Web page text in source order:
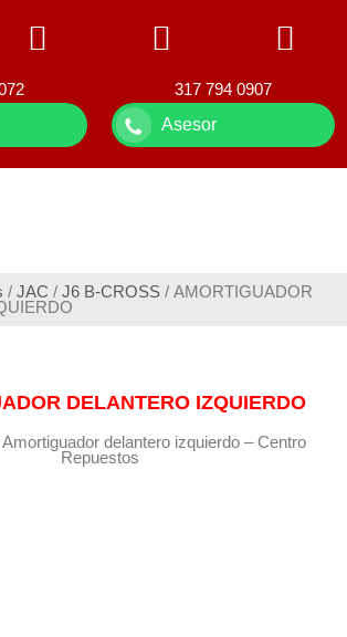
317 794 0907
Asesor
/ JAC / J6 B-CROSS / AMORTIGUADOR
DELANTERO IZQUIERDO
delantero izquierdo – Centro
Repuestos